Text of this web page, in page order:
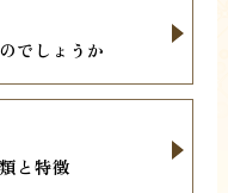
でしょうか
と特徴